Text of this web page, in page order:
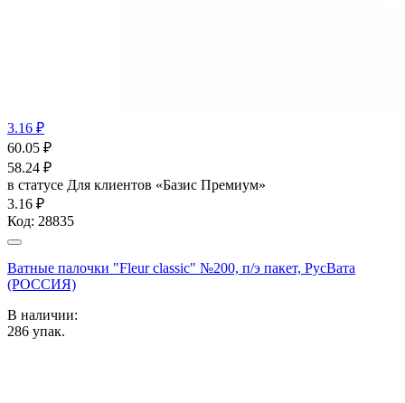
3.16 ₽
60.05 ₽
58.24 ₽
в статусе Для клиентов «Базис Премиум»
3.16 ₽
Код: 28835
Ватные палочки "Fleur classic" №200, п/э пакет, РусВата
(РОССИЯ)
В наличии:
286 упак.